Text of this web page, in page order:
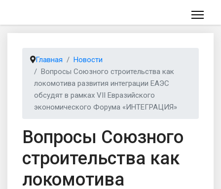
Главная
Новости
Вопросы Союзного строительства как
локомотива развития интеграции ЕАЭС
обсудят в рамках VII Евразийского
экономического Форума «ИНТЕГРАЦИЯ»
Вопросы Союзного
строительства как
локомотива